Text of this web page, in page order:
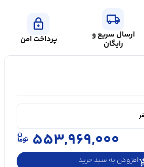
local_shipping
ارسال سریع و
رایگان
lock
پرداخت امن
۵۵۳,۹۶۹,۰۰۰
افزودن به سبد خرید